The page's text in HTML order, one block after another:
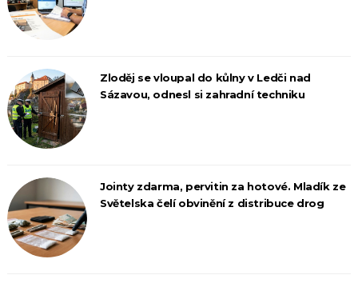
Zloděj se vloupal do kůlny v Ledči nad
Sázavou, odnesl si zahradní techniku
Jointy zdarma, pervitin za hotové. Mladík ze
Světelska čelí obvinění z distribuce drog